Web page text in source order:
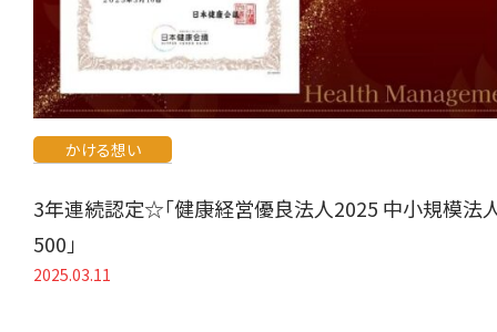
かける想い
3年連続認定☆「健康経営優良法人2025 中小規模法
500」
2025.03.11